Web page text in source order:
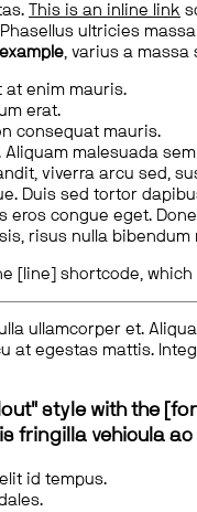
This is an inline link
ultricies
, varius a massa
at enim mauris.
erat.
consequat mauris.
malesuada
viverra arcu sed,
Duis sed tortor
eros congue eget.
risus nulla
[line] shortcode, which
ullamcorper et.
at egestas mattis.
style with the
fringilla vehicula ac
id tempus.